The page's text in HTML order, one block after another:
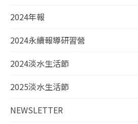
2024年報
2024永續報導研習營
2024淡水生活節
2025淡水生活節
NEWSLETTER